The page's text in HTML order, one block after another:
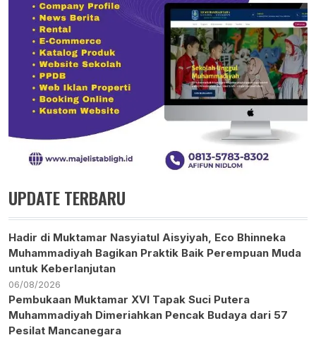
UPDATE TERBARU
Hadir di Muktamar Nasyiatul Aisyiyah, Eco Bhinneka
Muhammadiyah Bagikan Praktik Baik Perempuan Muda
untuk Keberlanjutan
06/08/2026
Pembukaan Muktamar XVI Tapak Suci Putera
Muhammadiyah Dimeriahkan Pencak Budaya dari 57
Pesilat Mancanegara